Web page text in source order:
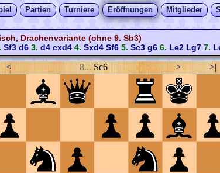
Partien Turniere Eröffnungen Mitglieder
Drachenvariante (ohne 9. Sb3)
Sf3 d63. d4 cxd44. Sxd4 Sf65. Sc3 g66. Le2 Lg77.
< 8... Sc6 > >|